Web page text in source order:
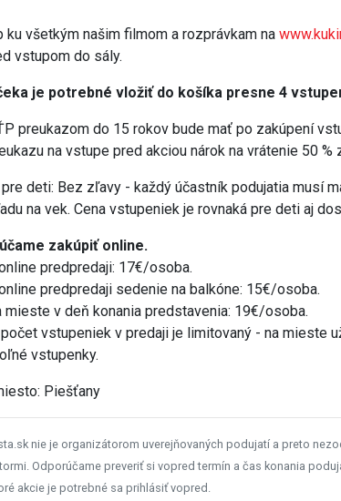
ku všetkým našim filmom a rozprávkam na
vstupom do sály.
je potrebné vložiť do košíka presne 4
preukazom do 15 rokov bude mať po zakúpení
na vstupe pred akciou nárok na vrátenie 50 %
deti: Bez zľavy - každý účastník podujatia musí
na vek. Cena vstupeniek je rovnaká pre deti aj
zakúpiť online.
predpredaji: 17€/osoba.
predpredaji sedenie na balkóne: 15€/osoba.
mieste v deň konania predstavenia: 19€/osoba.
vstupeniek v predaji je limitovaný - na mieste
vstupenky.
Piešťany
nie je organizátorom uverejňovaných podujatí a preto
Odporúčame preveriť si vopred termín a čas konania
akcie je potrebné sa prihlásiť vopred.